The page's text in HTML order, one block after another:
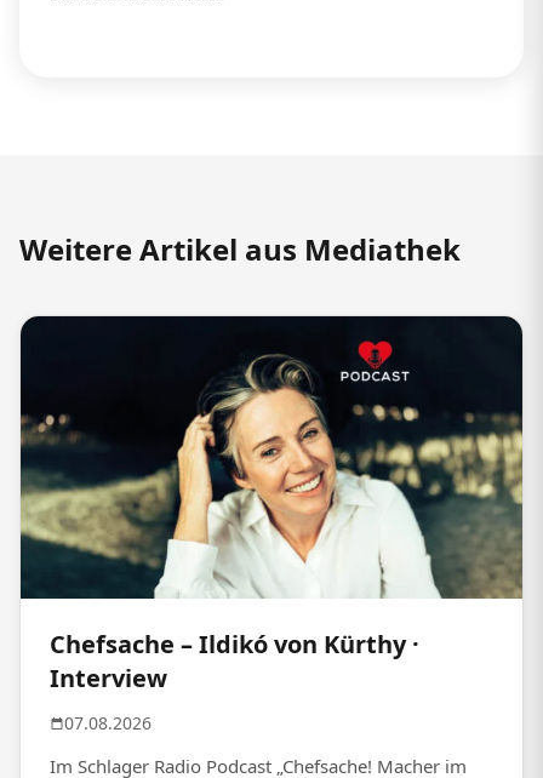
Weitere Artikel aus Mediathek
Chefsache – Ildikó von Kürthy ·
Interview
07.08.2026
Im Schlager Radio Podcast „Chefsache! Macher im